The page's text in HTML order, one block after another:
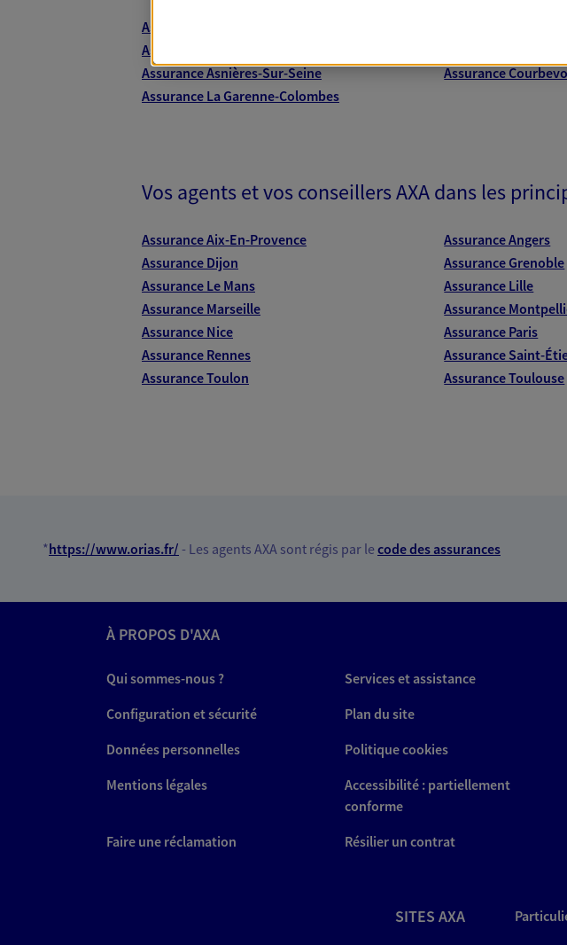
N° Orias * (orias.fr) : 15000669
Agent Général d'assurance exclusif AXA France
Horaires :Fermé
Ouvre demain à 09:30
01 46 45 27 13 NOUS CONTACTER
Assurance Nanterre
Assurance Neuilly-Sur-Seine
Assurance Asnières-Sur-Seine
Assurance
Assurance La Garenne-Colombes
Vos agents et vos conseillers AXA dans les
Assurance Aix-En-Provence Assurance Angers
Assurance Dijon
Assurance Grenoble
Assurance Le Mans
Assurance Lille
Assurance Marseille
Assurance
Assurance Nice
Assurance Paris
Assurance Rennes
Assurance Saint-
Assurance Toulon
Assurance Toulouse
*https://www.orias.fr/ - Les agents AXA sont régis par lecode des assurances
À PROPOS D'AXA
Qui sommes-nous ?
Services et assistance
Configuration et sécurité
Plan du site
Données personnelles
Politique cookies
Mentions légales
Accessibilité : partiellement
conforme
Faire une réclamation
Résilier un contrat
SITES AXA